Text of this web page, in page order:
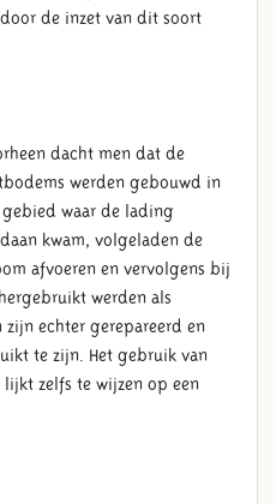
de inzet van dit soort
dacht men dat de
werden gebouwd in
gebied waar de lading
kwam, volgeladen de
afvoeren en vervolgens bij
werden als
zijn echter gerepareerd en
te zijn. Het gebruik van
zelfs te wijzen op een